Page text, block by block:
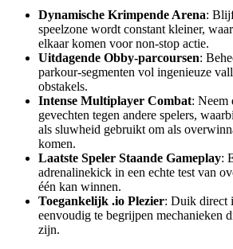
Dynamische Krimpende Arena:
speelzone wordt constant kleiner,
elkaar komen voor non-stop actie.
Uitdagende Obby-parcoursen:
parkour-segmenten vol ingenieuze
obstakels.
Intense Multiplayer Combat: Neem
gevechten tegen andere spelers,
als sluwheid gebruikt om als
komen.
Laatste Speler Staande Gameplay:
adrenalinekick in een echte test van
één kan winnen.
Toegankelijk .io Plezier: Duik direct
eenvoudig te begrijpen mechanieken
zijn.